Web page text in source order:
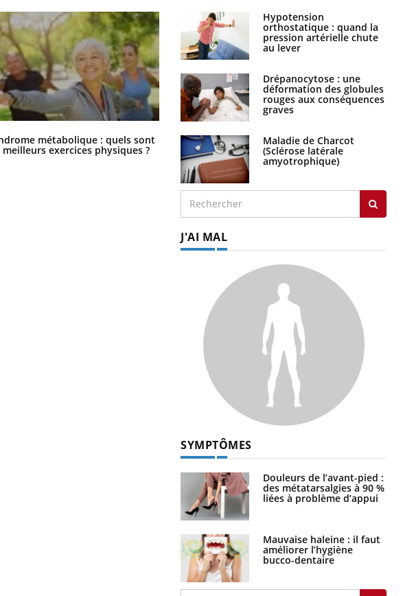
métabolique : quels sont
meilleurs exercices physiques ?
Comment éviter une otite pendant
les vacances ?
Hypotension
orthostatique : quand la
pression artérielle chute
au lever
Drépanocytose : une
déformation des globules
rouges aux conséquences
graves
Maladie de Charcot
(Sclérose latérale
amyotrophique)
J'AI MAL
SYMPTÔMES
Douleurs de l’avant-pied :
des métatarsalgies à 90 %
liées à problème d’appui
Mauvaise haleine : il faut
améliorer l’hygiène
bucco-dentaire